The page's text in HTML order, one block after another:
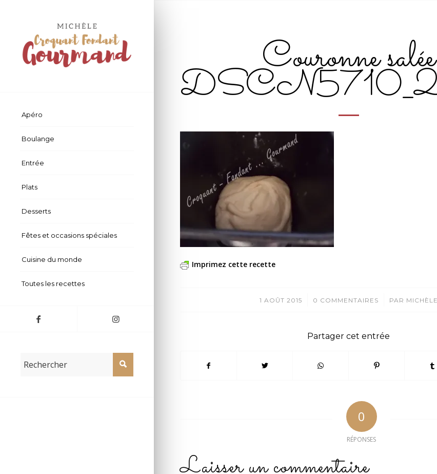
Apéro
Boulange
Entrée
Plats
Desserts
Fêtes et occasions spéciales
Cuisine du monde
Toutes les recettes
Couronne salée
Imprimez cette recette
1 AOÛT 2015
/ 0 COMMENTAIRES
/ PAR MICHÈLE
Partager cet entrée
0
RÉPONSES
Laisser un commentaire